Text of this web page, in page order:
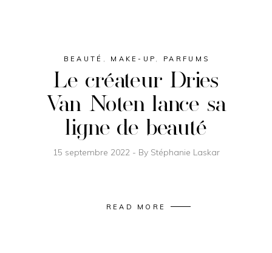
BEAUTÉ , MAKE-UP , PARFUMS
Le créateur Dries
Van Noten lance sa
ligne de beauté
15 septembre 2022 By Stéphanie Laskar
READ MORE